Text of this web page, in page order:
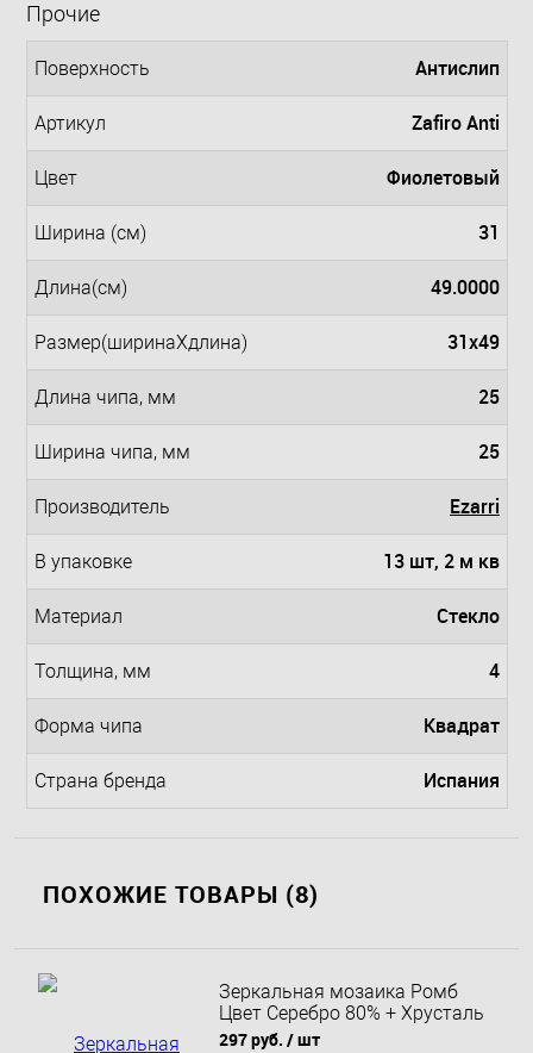
Прочие
Поверхность Антислип
Артикул Zafiro Anti
Цвет Фиолетовый
Ширина (см) 31
Длина(см) 49.0000
Размер(ширинаXдлина) 31x49
Длина чипа, мм 25
Ширина чипа, мм 25
Производитель Ezarri
В упаковке 13 шт, 2 м кв
Материал Стекло
Толщина, мм 4
Форма чипа Квадрат
Страна бренда Испания
ПОХОЖИЕ ТОВАРЫ (8)
Зеркальная мозаика Ромб
Цвет Серебро 80% + Хрусталь
420%
297 руб. / шт